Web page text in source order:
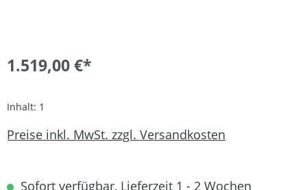
1.519,00 €*
Inhalt: 1
Preise inkl. MwSt. zzgl. Versandkosten
Sofort verfügbar, Lieferzeit 1 - 2 Wochen